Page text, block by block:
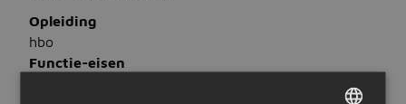
Opleiding
hbo
Functie-eisen
Hbo werk- en denkniveau met een achtergrond